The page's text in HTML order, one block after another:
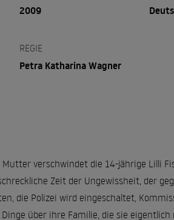
2009
REGIE
Petra Katharina Wagner
verschwindet die 14-jährige Lilli
Zeit der Ungewissheit, der
die Polizei wird eingeschaltet,
über ihre Familie, die sie